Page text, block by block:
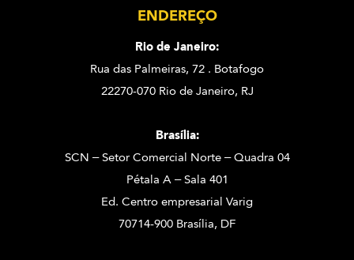
ENDEREÇO
Rio de Janeiro:
Rua das Palmeiras, 72 . Botafogo
22270-070 Rio de Janeiro, RJ
Brasília:
SCN – Setor Comercial Norte – Quadra 04
Pétala A – Sala 401
Ed. Centro empresarial Varig
70714-900 Brasília, DF